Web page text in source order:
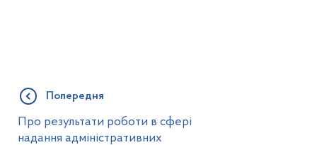
Попередня
Про результати роботи в сфері
надання адміністративних